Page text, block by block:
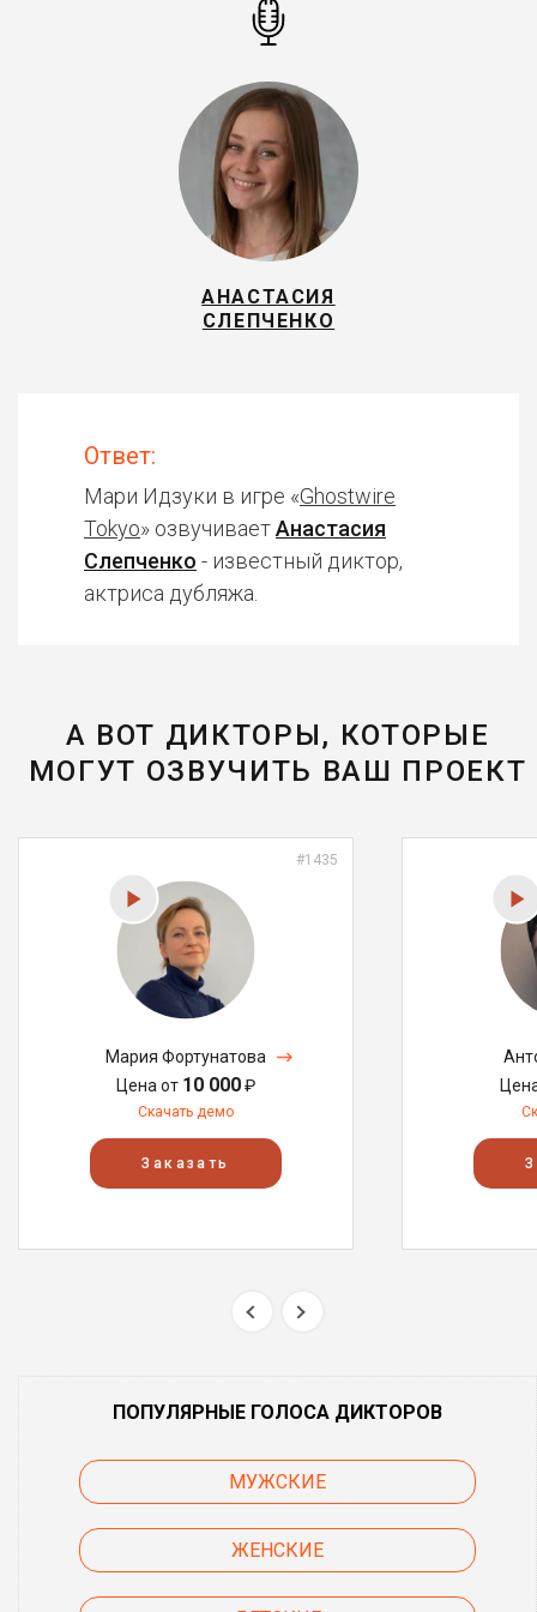
АНАСТАСИЯ
СЛЕПЧЕНКО
Ответ:
Мари Идзуки в игре «Ghostwire
Tokyo» озвучиваетАнастасия
Слепченко - известный диктор,
актриса дубляжа.
А ВОТ ДИКТОРЫ, КОТОРЫЕ
МОГУТ ОЗВУЧИТЬ ВАШ ПРОЕКТ
#1435
Мария Фортунатова
Цена от 10 000₽
Скачать демо
Заказать
ПОПУЛЯРНЫЕ ГОЛОСА ДИКТОРОВ
МУЖСКИЕ
ЖЕНСКИЕ